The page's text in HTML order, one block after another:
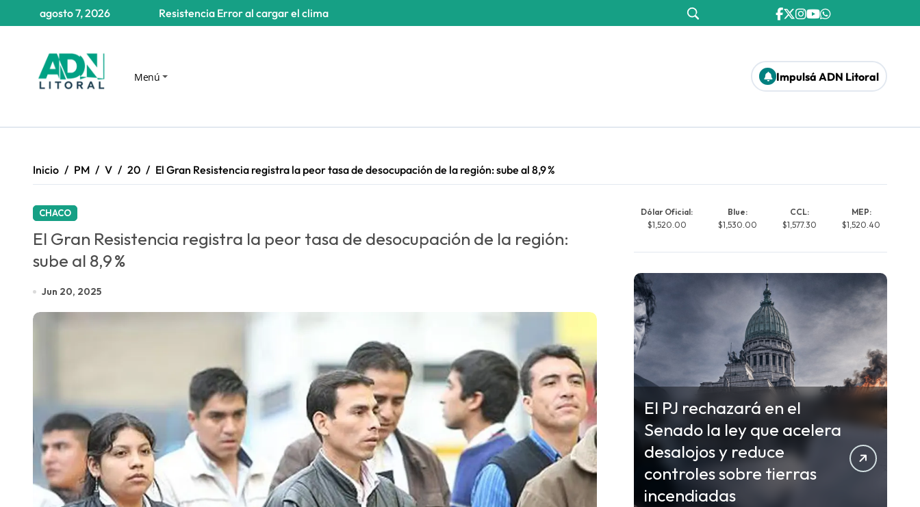
Resistencia Error al cargar el clima
agosto 7, 2026
Menú Impulsá ADN Litoral
Inicio PM V 20 El Gran Resistencia registra la peor tasa de desocupación de la región: sube al 8,9 %
CHACO
El Gran Resistencia registra la peor tasa de desocupación de la región:
sube al 8,9 %
Jun 20, 2025
Dólar Oficial:
$1,520.00
Blue:
$1,530.00
CCL:
$1,577.30
MEP:
$1,520.40
El PJ rechazará en el
Senado la ley que acelera
desalojos y reduce
controles sobre tierras
incendiadas